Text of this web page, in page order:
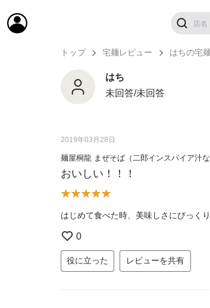
トップ 宅麺レビュー はちの宅
はち
未回答/未回答
2019年03月28日
麺屋桐龍 まぜそば（二郎インスパイア汁な
おいしい！！！
はじめて食べた時、美味しさにびっくり
0
役に立った レビューを共有